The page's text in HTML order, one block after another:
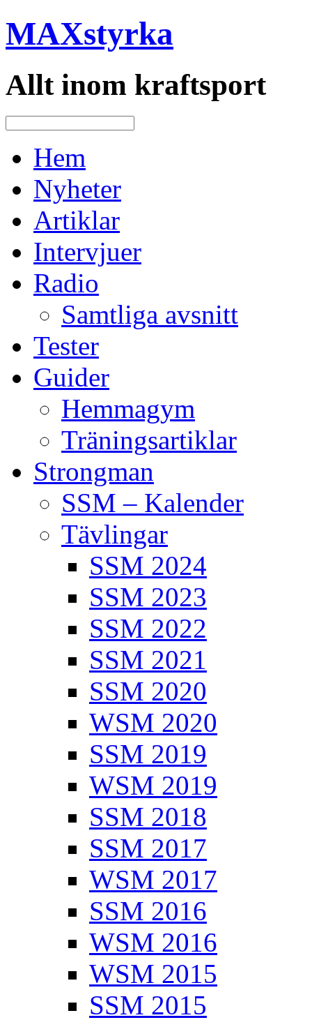
MAXstyrka
Allt inom kraftsport
Hem
Nyheter
Artiklar
Intervjuer
Radio
Samtliga avsnitt
Tester
Guider
Hemmagym
Träningsartiklar
Strongman
SSM – Kalender
Tävlingar
SSM 2024
SSM 2023
SSM 2022
SSM 2021
SSM 2020
WSM 2020
SSM 2019
WSM 2019
SSM 2018
SSM 2017
WSM 2017
SSM 2016
WSM 2016
WSM 2015
SSM 2015